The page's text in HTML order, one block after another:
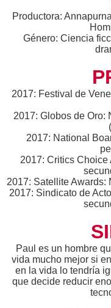
Productora:
Género: Ciencia
2017: Festival de
2017: Globos de Oro:
2017: National
2017: Critics Choice
2017: Satellite Awards:
2017: Sindicato de
Paul es un hombre
vida mucho mejor si
en la vida lo tendría
que decide reducir